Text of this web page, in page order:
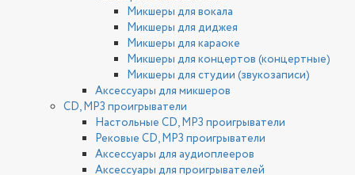
Микшеры для вокала
Микшеры для диджея
Микшеры для караоке
Микшеры для концертов (концертные)
Микшеры для студии (звукозаписи)
Аксессуары для микшеров
CD, MP3 проигрыватели
Настольные CD, MP3 проигрыватели
Рековые CD, MP3 проигрыватели
Аксессуары для аудиоплееров
Аксессуары для проигрывателей